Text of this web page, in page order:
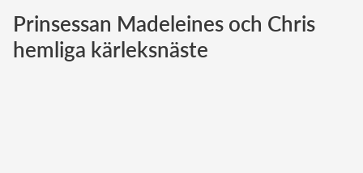
Norska kungahuset
Danska kungahuset
Prinsessan Madeleines och Chris
hemliga kärleksnäste